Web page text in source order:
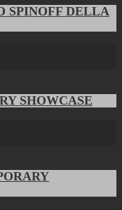
SPINOFF DELLA
SHOWCASE